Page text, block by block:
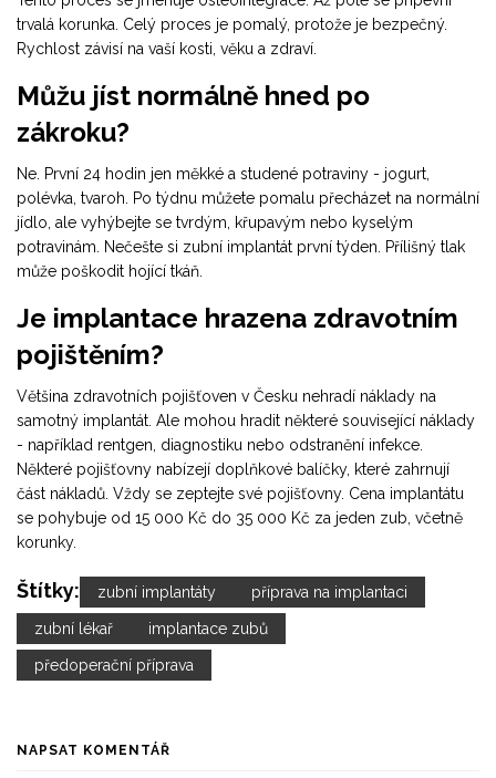
trvalá korunka. Celý proces je pomalý, protože je bezpečný.
Rychlost závisí na vaší kosti, věku a zdraví.
Můžu jíst normálně hned po
zákroku?
Ne. První 24 hodin jen měkké a studené potraviny - jogurt,
polévka, tvaroh. Po týdnu můžete pomalu přecházet na normální
jídlo, ale vyhýbejte se tvrdým, křupavým nebo kyselým
potravinám. Nečešte si zubní implantát první týden. Přílišný tlak
může poškodit hojící tkáň.
Je implantace hrazena zdravotním
pojištěním?
Většina zdravotních pojišťoven v Česku nehradí náklady na
samotný implantát. Ale mohou hradit některé související náklady
- například rentgen, diagnostiku nebo odstranění infekce.
Některé pojišťovny nabízejí doplňkové balíčky, které zahrnují
část nákladů. Vždy se zeptejte své pojišťovny. Cena implantátu
se pohybuje od 15 000 Kč do 35 000 Kč za jeden zub, včetně
korunky.
Štítky: zubní implantáty příprava na implantaci
zubní lékař implantace zubů
předoperační příprava
NAPSAT KOMENTÁŘ